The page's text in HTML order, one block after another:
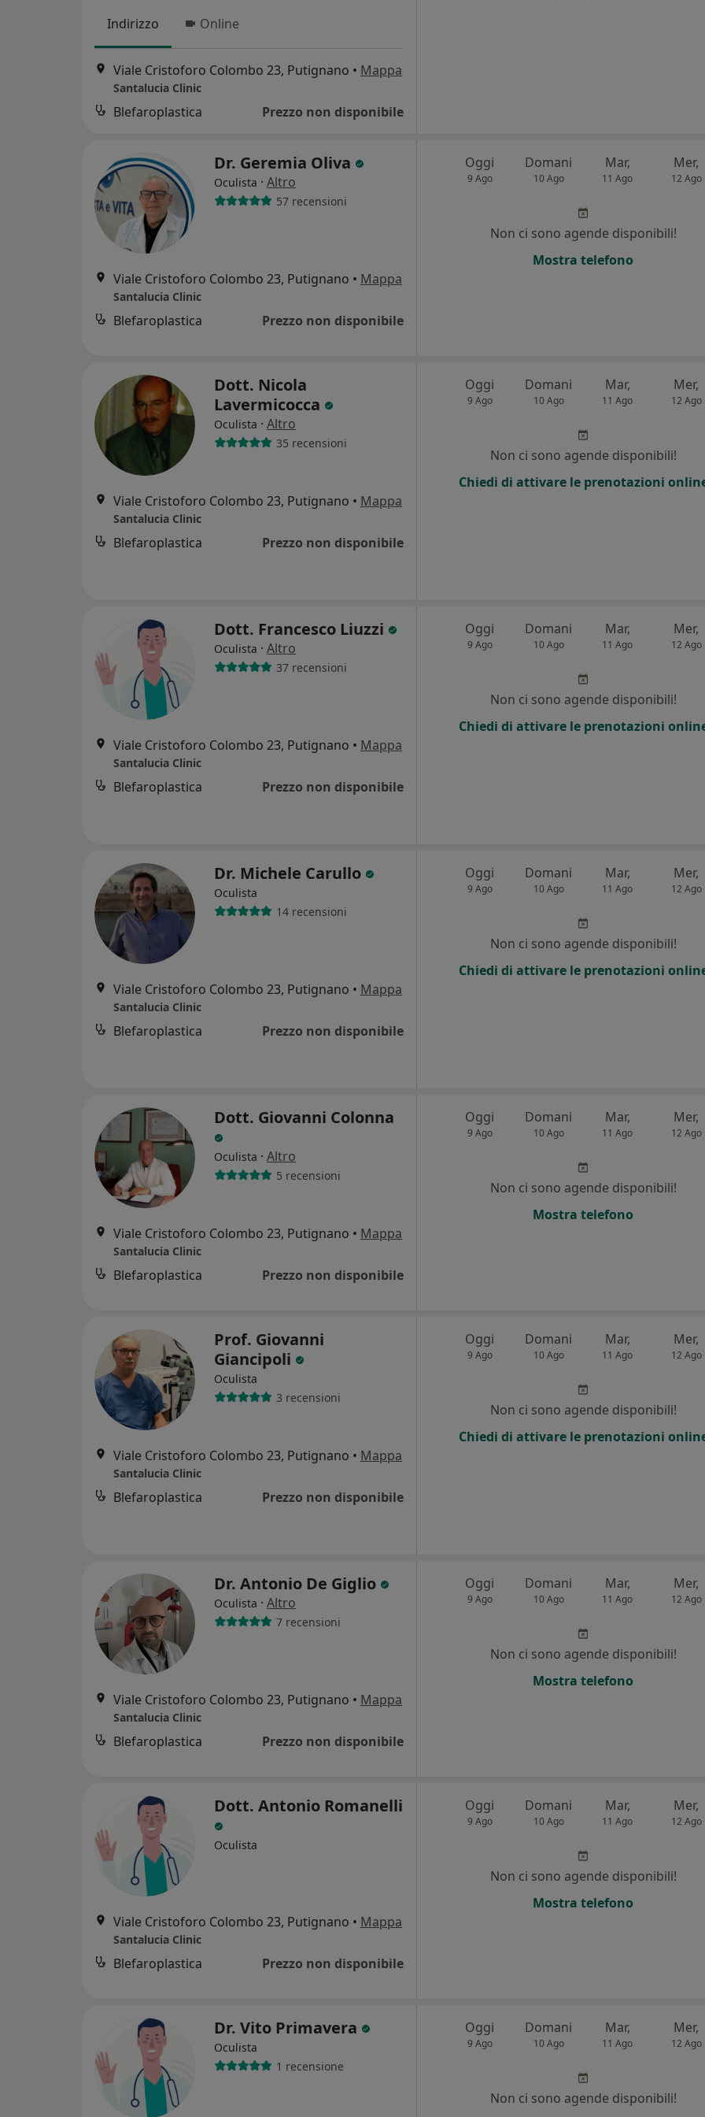
Indirizzo Online
Viale Cristoforo Colombo 23, Putignano • Mappa
Santalucia Clinic
Blefaroplastica Prezzo non disponibile
Dr. Geremia Oliva
Oculista · Altro
57 recensioni
Viale Cristoforo Colombo 23, Putignano • Mappa
Santalucia Clinic
Blefaroplastica Prezzo non disponibile
Oggi
9 Ago
Domani
10 Ago
Mar,
11 Ago
Mer,
12 Ago
Non ci sono agende disponibili!
Mostra telefono
Dott. Nicola
Lavermicocca
Oculista · Altro
35 recensioni
Viale Cristoforo Colombo 23, Putignano • Mappa
Santalucia Clinic
Blefaroplastica Prezzo non disponibile
Oggi
9 Ago
Domani
10 Ago
Mar,
11 Ago
Mer,
12 Ago
Non ci sono agende disponibili!
Chiedi di attivare le prenotazioni
Dott. Francesco Liuzzi
Oculista · Altro
37 recensioni
Viale Cristoforo Colombo 23, Putignano • Mappa
Santalucia Clinic
Blefaroplastica Prezzo non disponibile
Oggi
9 Ago
Domani
10 Ago
Mar,
11 Ago
Mer,
12 Ago
Non ci sono agende disponibili!
Chiedi di attivare le prenotazioni
Dr. Michele Carullo
Oculista
14 recensioni
Viale Cristoforo Colombo 23, Putignano • Mappa
Santalucia Clinic
Blefaroplastica Prezzo non disponibile
Oggi
9 Ago
Domani
10 Ago
Mar,
11 Ago
Mer,
12 Ago
Non ci sono agende disponibili!
Chiedi di attivare le prenotazioni
Dott. Giovanni Colonna
Oculista · Altro
5 recensioni
Viale Cristoforo Colombo 23, Putignano • Mappa
Santalucia Clinic
Blefaroplastica Prezzo non disponibile
Oggi
9 Ago
Domani
10 Ago
Mar,
11 Ago
Mer,
12 Ago
Non ci sono agende disponibili!
Mostra telefono
Prof. Giovanni
Giancipoli
Oculista
3 recensioni
Viale Cristoforo Colombo 23, Putignano • Mappa
Santalucia Clinic
Blefaroplastica Prezzo non disponibile
Oggi
9 Ago
Domani
10 Ago
Mar,
11 Ago
Mer,
12 Ago
Non ci sono agende disponibili!
Chiedi di attivare le prenotazioni
Dr. Antonio De Giglio
Oculista · Altro
7 recensioni
Viale Cristoforo Colombo 23, Putignano • Mappa
Santalucia Clinic
Blefaroplastica Prezzo non disponibile
Oggi
9 Ago
Domani
10 Ago
Mar,
11 Ago
Mer,
12 Ago
Non ci sono agende disponibili!
Mostra telefono
Dott. Antonio Romanelli
Oculista
Viale Cristoforo Colombo 23, Putignano • Mappa
Santalucia Clinic
Blefaroplastica Prezzo non disponibile
Oggi
9 Ago
Domani
10 Ago
Mar,
11 Ago
Mer,
12 Ago
Non ci sono agende disponibili!
Mostra telefono
Dr. Vito Primavera
Oculista
1 recensione
Oggi
9 Ago
Domani
10 Ago
Mar,
11 Ago
Mer,
12 Ago
Non ci sono agende disponibili!